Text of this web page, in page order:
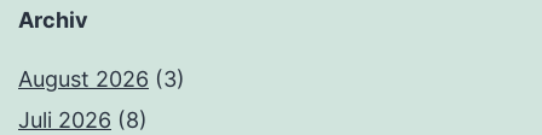
Archiv
August 2026 (3)
Juli 2026 (8)